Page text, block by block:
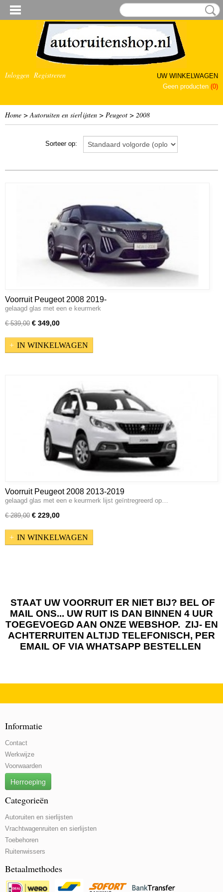
Inloggen Registreren
UW WINKELWAGEN
Geen producten (0)
Home >Autoruiten en sierlijsten > Peugeot > 2008
Sorteer op:
Voorruit Peugeot 2008 2019-
gelaagd glas met een e keurmerk
€ 539,00 € 349,00
IN WINKELWAGEN
Voorruit Peugeot 2008 2013-2019
gelaagd glas met een e keurmerk lijst geïntregreerd op…
€ 289,00 € 229,00
IN WINKELWAGEN
STAAT UW VOORRUIT ER NIET BIJ? BEL OF
MAIL ONS... UW RUIT IS DAN BINNEN 4 UUR
TOEGEVOEGD AAN ONZE WEBSHOP. ZIJ- EN
ACHTERRUITEN ALTIJD TELEFONISCH, PER
EMAIL OF VIA WHATSAPP BESTELLEN
Informatie
Contact
Werkwijze
Voorwaarden
Herroeping
Categorieën
Autoruiten en sierlijsten
Vrachtwagenruiten en sierlijsten
Toebehoren
Ruitenwissers
Betaalmethodes